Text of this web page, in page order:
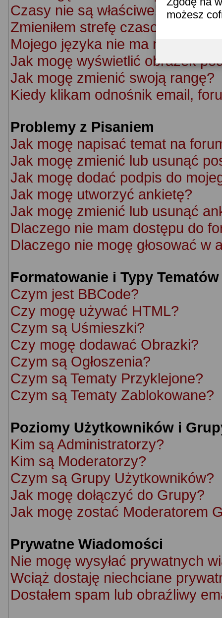
możesz
Czasy nie są właściwe!
Zmieniłem strefę czasową ale
Mojego języka nie ma na liście!
Jak mogę wyświetlić obrazek
Jak mogę zmienić swoją rangę?
Kiedy klikam odnośnik email,
Problemy z Pisaniem
Jak mogę napisać temat na
Jak mogę zmienić lub usunąć
Jak mogę dodać podpis do
Jak mogę utworzyć ankietę?
Jak mogę zmienić lub usunąć
Dlaczego nie mam dostępu do
Dlaczego nie mogę głosować w
Formatowanie i Typy Tematów
Czym jest BBCode?
Czy mogę używać HTML?
Czym są Uśmieszki?
Czy mogę dodawać Obrazki?
Czym są Ogłoszenia?
Czym są Tematy Przyklejone?
Czym są Tematy Zablokowane?
Poziomy Użytkowników i
Kim są Administratorzy?
Kim są Moderatorzy?
Czym są Grupy Użytkowników?
Jak mogę dołączyć do Grupy?
Jak mogę zostać Moderatorem
Prywatne Wiadomości
Nie mogę wysyłać prywatnych
Wciąż dostaję niechciane
Dostałem spam lub obraźliwy